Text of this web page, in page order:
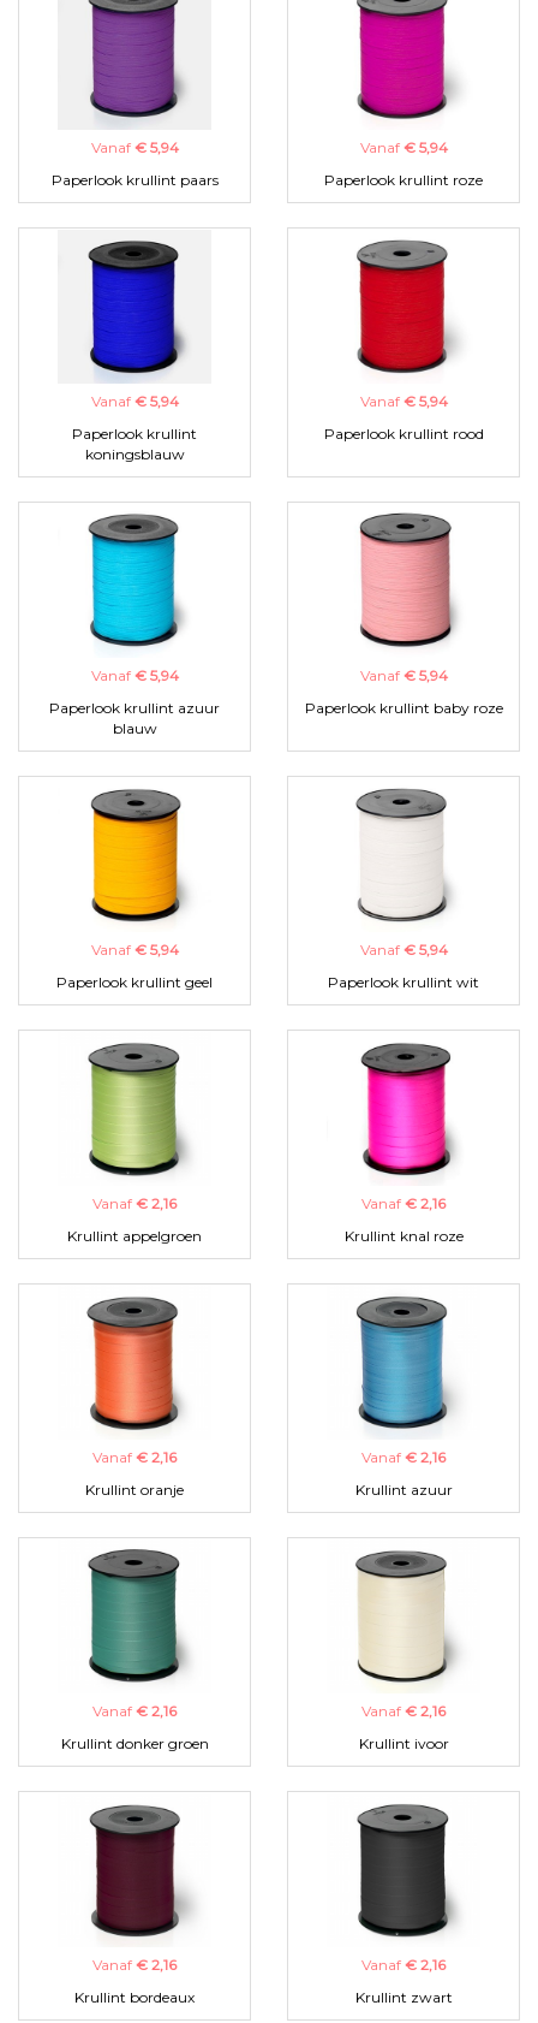
Vanaf € 5,94
Paperlook krullint paars
Vanaf € 5,94
Paperlook krullint roze
Vanaf € 5,94
Paperlook krullint
koningsblauw
Vanaf € 5,94
Paperlook krullint rood
Vanaf € 5,94
Paperlook krullint azuur
blauw
Vanaf € 5,94
Paperlook krullint baby roze
Vanaf € 5,94
Paperlook krullint geel
Vanaf € 5,94
Paperlook krullint wit
Vanaf € 2,16
Krullint appelgroen
Vanaf € 2,16
Krullint knal roze
Vanaf € 2,16
Krullint oranje
Vanaf € 2,16
Krullint azuur
Vanaf € 2,16
Krullint donker groen
Vanaf € 2,16
Krullint ivoor
Vanaf € 2,16
Krullint bordeaux
Vanaf € 2,16
Krullint zwart